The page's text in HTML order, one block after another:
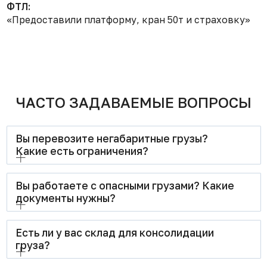
ФТЛ:
«Предоставили платформу, кран 50т и страховку»
ЧАСТО ЗАДАВАЕМЫЕ ВОПРОСЫ
Вы перевозите негабаритные грузы?
Какие есть ограничения?
и тяжеловесных грузов. У нас есть собственная
площадка 3000 м², краны грузоподъёмностью до 50
тонн и спецподвижной состав (платформы). Мы
согласовываем маршрут с РЖД (обход низких мостов
и тоннелей) и оформляем все разрешительные
документы. Пример: перевозили станки высотой 3,2
метра и весом 18 тонн.
Вы работаете с опасными грузами? Какие
документы нужны?
необходим сертификат MSDS.
Есть ли у вас склад для консолидации
груза?